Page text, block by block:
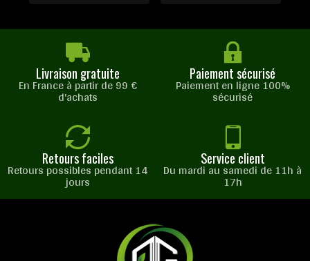
Livraison gratuite
En France à partir de 99 €
d'achats
Paiement sécurisé
Paiement en ligne 100%
sécurisé
Retours faciles
Retours possibles pendant 14
jours
Service client
Du mardi au samedi de 11h à
17h